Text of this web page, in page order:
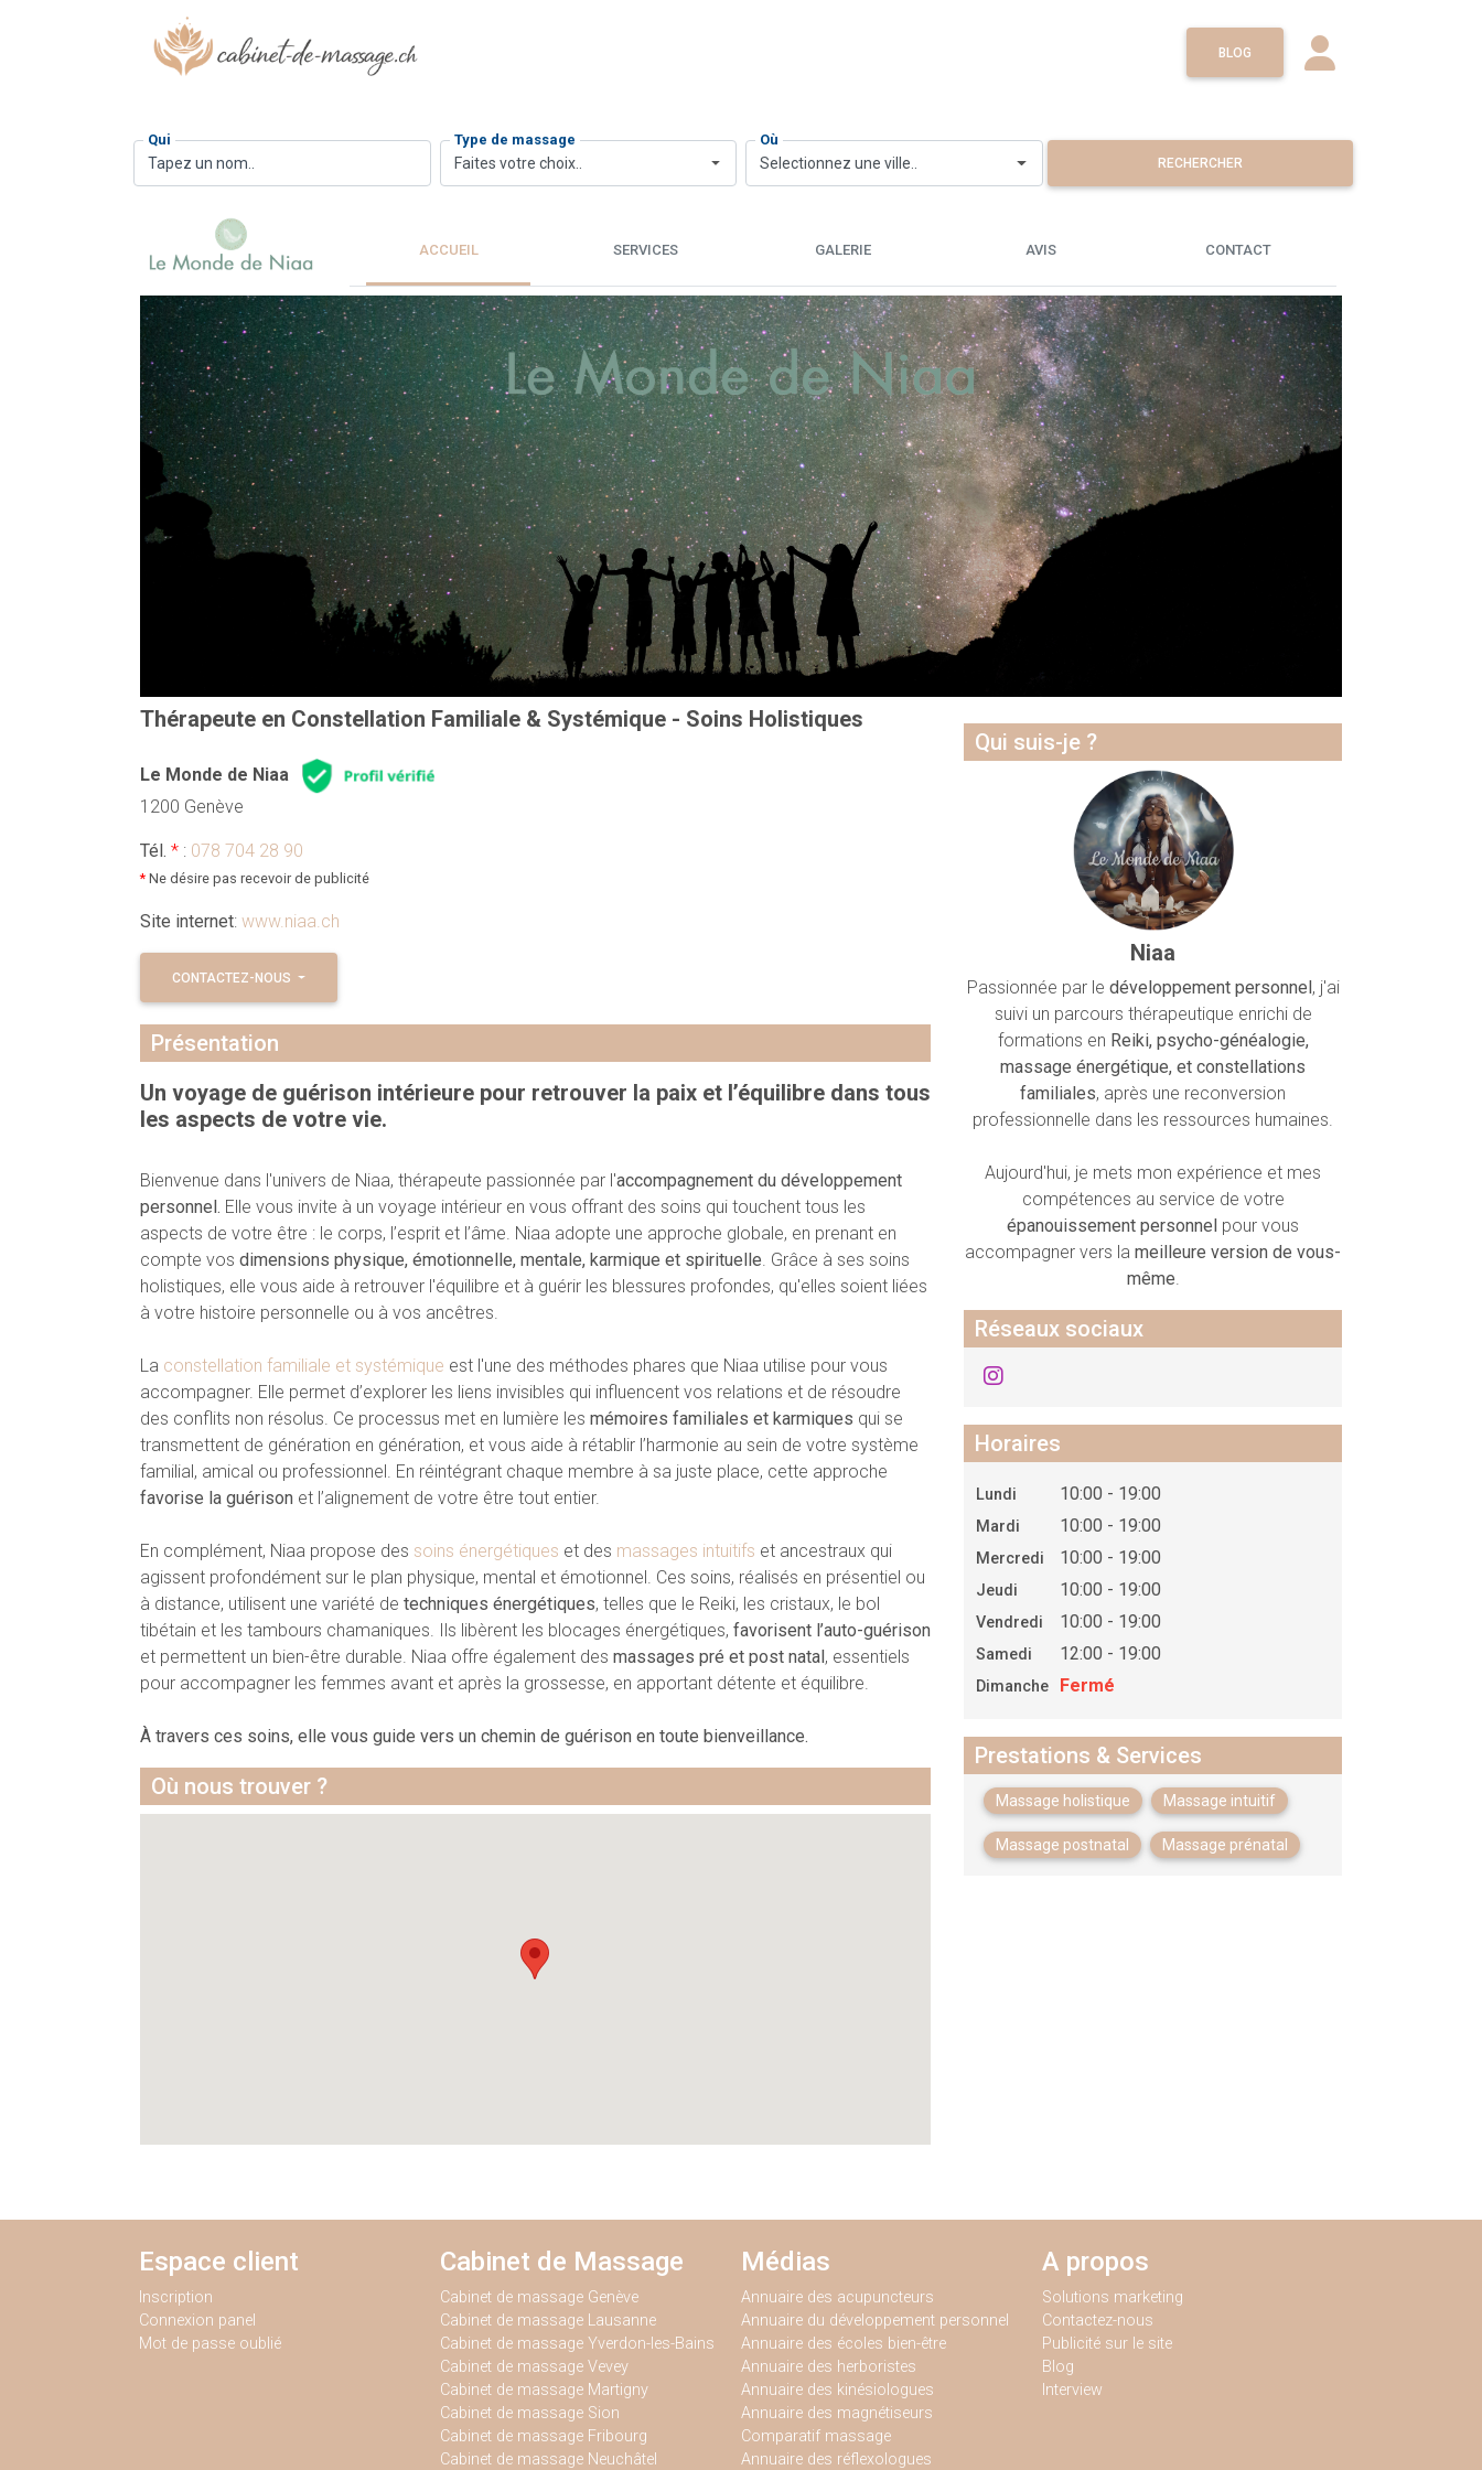
BLOG
Qui Type de massage
Faites votre choix..
Où
Selectionnez une ville.. RECHERCHER
ACCUEIL SERVICES GALERIE AVIS CONTACT
Thérapeute en Constellation Familiale & Systémique - Soins Holistiques
Le Monde de Niaa
1200 Genève
Tél. *: 078 704 28 90
*Ne désire pas recevoir de publicité
Site internet: www.niaa.ch
CONTACTEZ-NOUS
Présentation
Un voyage de guérison intérieure pour retrouver la paix et l’équilibre dans tous
les aspects de votre vie.
Bienvenue dans l'univers de Niaa, thérapeute passionnée par l'accompagnement du développement
personnel. Elle vous invite à un voyage intérieur en vous offrant des soins qui touchent tous les
aspects de votre être : le corps, l’esprit et l’âme. Niaa adopte une approche globale, en prenant en
compte vos dimensions physique, émotionnelle, mentale, karmique et spirituelle. Grâce à ses soins
holistiques, elle vous aide à retrouver l'équilibre et à guérir les blessures profondes, qu'elles soient liées
à votre histoire personnelle ou à vos ancêtres.
La constellation familiale et systémique est l'une des méthodes phares que Niaa utilise pour vous
accompagner. Elle permet d’explorer les liens invisibles qui influencent vos relations et de résoudre
des conflits non résolus. Ce processus met en lumière les mémoires familiales et karmiques qui se
transmettent de génération en génération, et vous aide à rétablir l’harmonie au sein de votre système
familial, amical ou professionnel. En réintégrant chaque membre à sa juste place, cette approche
favorise la guérison et l’alignement de votre être tout entier.
En complément, Niaa propose des soins énergétiques et des massages intuitifs et ancestraux qui
agissent profondément sur le plan physique, mental et émotionnel. Ces soins, réalisés en présentiel ou
à distance, utilisent une variété de techniques énergétiques, telles que le Reiki, les cristaux, le bol
tibétain et les tambours chamaniques. Ils libèrent les blocages énergétiques, favorisent l’auto-guérison
et permettent un bien-être durable. Niaa offre également des massages pré et post natal , essentiels
pour accompagner les femmes avant et après la grossesse, en apportant détente et équilibre.
À travers ces soins, elle vous guide vers un chemin de guérison en toute bienveillance.
Où nous trouver ?
Qui suis-je ?
Niaa
Passionnée par le développement personnel, j'ai
suivi un parcours thérapeutique enrichi de
formations en Reiki, psycho-généalogie,
massage énergétique, et constellations
familiales, après une reconversion
professionnelle dans les ressources humaines.
Aujourd'hui, je mets mon expérience et mes
compétences au service de votre
épanouissement personnel pour vous
accompagner vers lameilleure version de vous-
même.
Réseaux sociaux
Horaires
Lundi 10:00 - 19:00
Mardi 10:00 - 19:00
Mercredi 10:00 - 19:00
Jeudi 10:00 - 19:00
Vendredi 10:00 - 19:00
Samedi 12:00 - 19:00
Dimanche Fermé
Prestations & Services
Massage holistique Massage intuitif
Massage postnatal Massage prénatal
Espace client
Inscription
Connexion panel
Mot de passe oublié
Cabinet de Massage
Cabinet de massage Genève
Cabinet de massage Lausanne
Cabinet de massage Yverdon-les-Bains
Cabinet de massage Vevey
Cabinet de massage Martigny
Cabinet de massage Sion
Cabinet de massage Fribourg
Cabinet de massage Neuchâtel
Médias
Annuaire des acupuncteurs
Annuaire du développement personnel
Annuaire des écoles bien-être
Annuaire des herboristes
Annuaire des kinésiologues
Annuaire des magnétiseurs
Comparatif massage
Annuaire des réflexologues
A propos
Solutions marketing
Contactez-nous
Publicité sur le site
Blog
Interview